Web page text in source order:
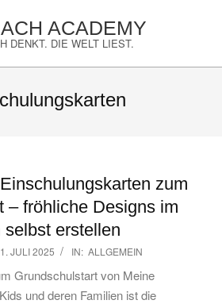
ACADEMY
DENKT. DIE WELT LIEST.
zum
– fröhliche Designs im
erstellen
1. JULI 2025 IN: ALLGEMEIN
Grundschulstart von Meine
und deren Familien ist die